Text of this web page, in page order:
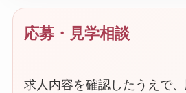
応募・見学相談
求人内容を確認したうえで